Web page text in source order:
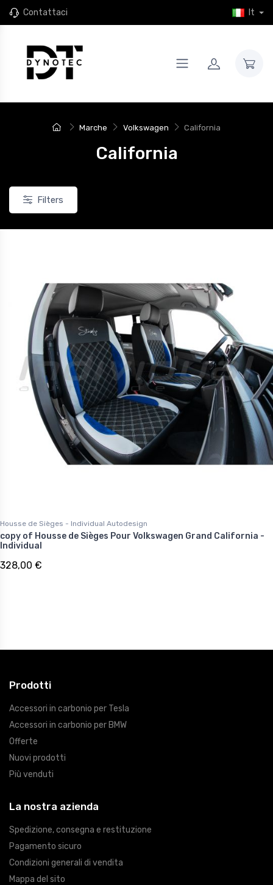
Contattaci It
Marche Volkswagen California
California
Filters
Housse de Sièges - Individual Autodesign
copy of Housse de Sièges Pour Volkswagen Grand California -
Individual
328,00 €
Prodotti
Accessori in carbonio per Tesla
Accessori in carbonio per BMW
Offerte
Nuovi prodotti
Più venduti
La nostra azienda
Spedizione, consegna e restituzione
Pagamento sicuro
Condizioni generali di vendita
Mappa del sito